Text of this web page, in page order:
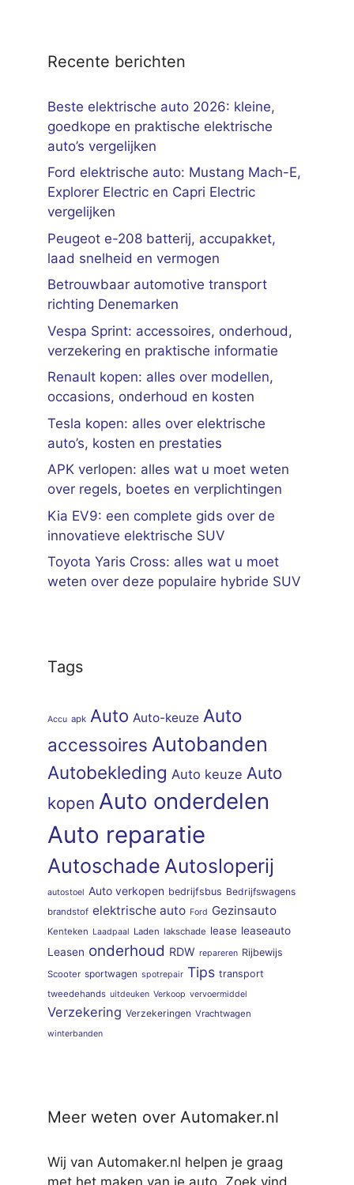
Recente berichten
Beste elektrische auto 2026: kleine,
goedkope en praktische elektrische
auto’s vergelijken
Ford elektrische auto: Mustang Mach-E,
Explorer Electric en Capri Electric
vergelijken
Peugeot e-208 batterij, accupakket,
laad snelheid en vermogen
Betrouwbaar automotive transport
richting Denemarken
Vespa Sprint: accessoires, onderhoud,
verzekering en praktische informatie
Renault kopen: alles over modellen,
occasions, onderhoud en kosten
Tesla kopen: alles over elektrische
auto’s, kosten en prestaties
APK verlopen: alles wat u moet weten
over regels, boetes en verplichtingen
Kia EV9: een complete gids over de
innovatieve elektrische SUV
Toyota Yaris Cross: alles wat u moet
weten over deze populaire hybride SUV
Tags
Accu apk Auto Auto-keuze Auto
accessoires Autobanden
Autobekleding Auto keuze Auto
kopen Auto onderdelen
Auto reparatie
Autoschade Autosloperij
autostoel Auto verkopen bedrijfsbus Bedrijfswagens
brandstof elektrische auto Ford Gezinsauto
Kenteken Laadpaal Laden lakschade lease leaseauto
Leasen onderhoud RDW repareren Rijbewijs
Scooter sportwagen spotrepair Tips transport
tweedehands uitdeuken Verkoop vervoermiddel
Verzekering Verzekeringen Vrachtwagen
winterbanden
Meer weten over Automaker.nl
Wij van Automaker.nl helpen je graag